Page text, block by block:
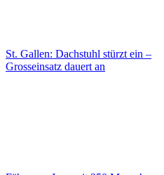
St. Gallen: Dachstuhl stürzt ein –
Grosseinsatz dauert an